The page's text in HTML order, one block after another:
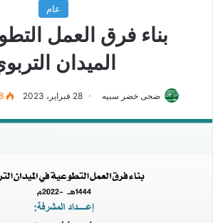
عام
بناء فرق العمل
الميدان
ضحى خضر سبيه 28 فبراير، 2023